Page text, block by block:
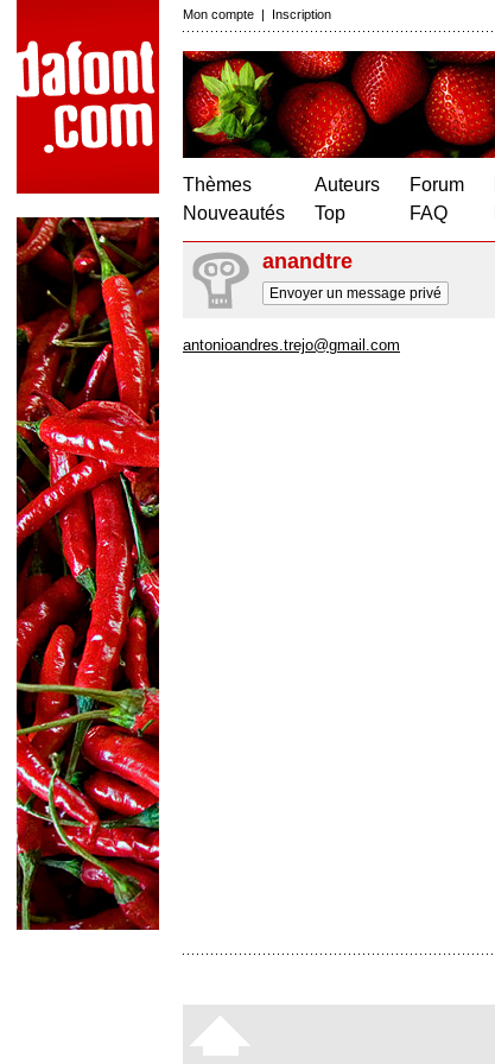
Mon compte | Inscription
Thèmes
Nouveautés
Auteurs
Top
Forum
FAQ
anandtre
Envoyer un message privé
antonioandres.trejo@gmail.com